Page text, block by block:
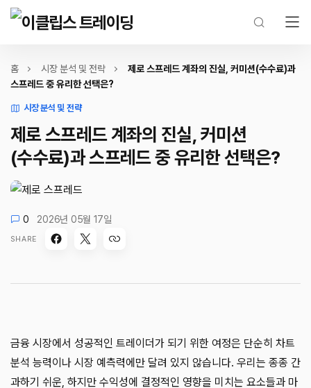
홈 시장 분석 및 전략
제로 스프레드 계좌의 진실, 커미션(수수료)과
스프레드 중 유리한 선택은?
시장 분석 및 전략
제로 스프레드 계좌의 진실, 커미션
(수수료)과 스프레드 중 유리한 선택은?
0 2026년 05월 17일
SHARE
금융 시장에서 성공적인 트레이더가 되기 위한 여정은 단순히 차트
분석 능력이나 시장 예측력에만 달려 있지 않습니다. 우리는 종종 간
과하기 쉬운, 하지만 수익성에 결정적인 영향을 미치는 요소들과 마